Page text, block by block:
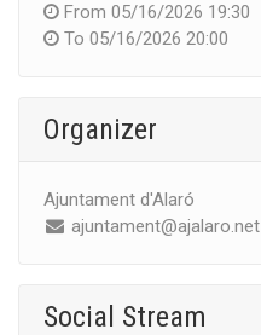
From 05/16/2026 19:30
To 05/16/2026 20:00
Organizer
Ajuntament d'Alaró
ajuntament@ajalaro.net
Social Stream